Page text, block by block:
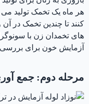
هر ماه یک تخمک تولید می
کنند تا چندین تخمک در آن
های تخمدان زن با
آزمایش خون برای
مرحله دوم: جمع